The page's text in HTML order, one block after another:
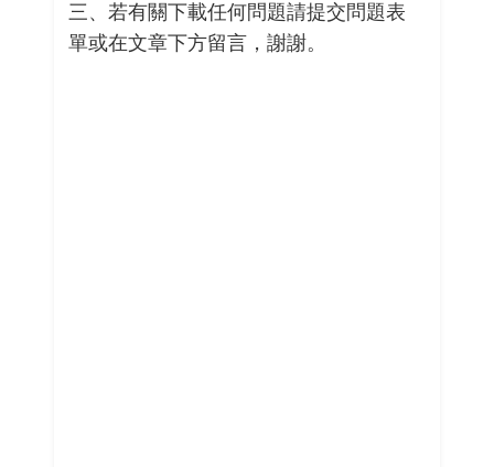
三、若有關下載任何問題請提交問題表
單或在文章下方留言，謝謝。